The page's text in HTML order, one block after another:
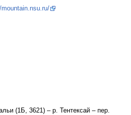
mountain.nsu.ru/
(1Б, 3621) – р. Тентексай – пер.